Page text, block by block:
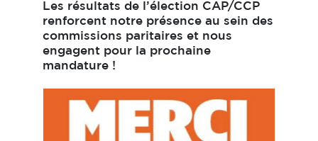
Les résultats de l’élection CAP/CCP
renforcent notre présence au sein des
commissions paritaires et nous
engagent pour la prochaine
mandature !